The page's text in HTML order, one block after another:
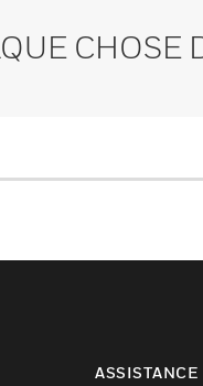
CHOSE
ASSISTANCE